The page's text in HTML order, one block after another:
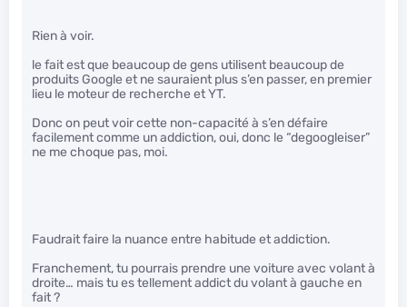
Rien à voir.
le fait est que beaucoup de gens utilisent beaucoup de
produits Google et ne sauraient plus s’en passer, en premier
lieu le moteur de recherche et YT.
Donc on peut voir cette non-capacité à s’en défaire
facilement comme un addiction, oui, donc le “degoogleiser”
ne me choque pas, moi.
Faudrait faire la nuance entre habitude et addiction.
Franchement, tu pourrais prendre une voiture avec volant à
droite… mais tu es tellement addict du volant à gauche en
fait ?